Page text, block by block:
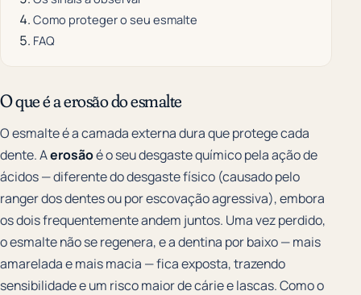
Como proteger o seu esmalte
FAQ
O que é a erosão do esmalte
O esmalte é a camada externa dura que protege cada
dente. Aerosãoé o seu desgaste químico pela ação de
ácidos — diferente do desgaste físico (causado pelo
ranger dos dentes ou por escovação agressiva), embora
os dois frequentemente andem juntos. Uma vez perdido,
o esmalte não se regenera, e a dentina por baixo — mais
amarelada e mais macia — fica exposta, trazendo
sensibilidade e um risco maior de cárie e lascas. Como o